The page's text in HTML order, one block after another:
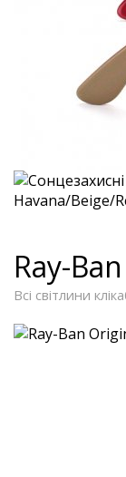
Ray-
Всі світлини